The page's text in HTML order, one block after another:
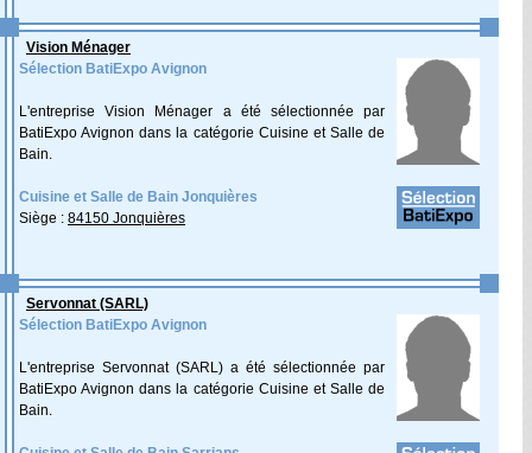
Vision Ménager
Sélection BatiExpo Avignon
L'entreprise Vision Ménager a été sélectionnée par
BatiExpo Avignon dans la catégorie Cuisine et Salle de
Bain.
Cuisine et Salle de Bain Jonquières
Siège : 84150 Jonquières
Servonnat (SARL)
Sélection BatiExpo Avignon
L'entreprise Servonnat (SARL) a été sélectionnée par
BatiExpo Avignon dans la catégorie Cuisine et Salle de
Bain.